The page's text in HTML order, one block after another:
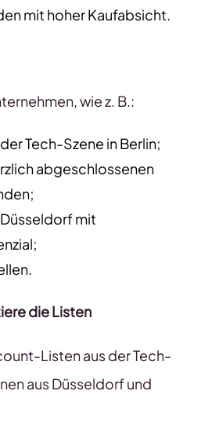
mit hoher Kaufabsicht.
wie z. B.:
Tech-Szene in Berlin;
abgeschlossenen
mit
die Listen
Listen aus der Tech-
aus Düsseldorf und